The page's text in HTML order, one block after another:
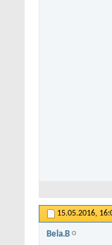
15.05.2016,
Bela.B